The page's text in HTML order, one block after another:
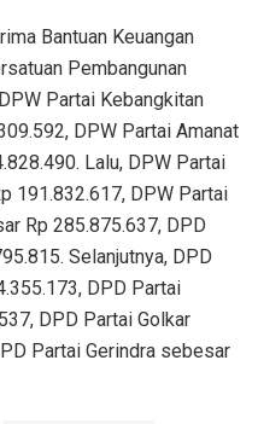
Bantuan Keuangan
Pembangunan
Partai Kebangkitan
DPW Partai Amanat
Lalu, DPW Partai
191.832.617, DPW Partai
Rp 285.875.637, DPD
Selanjutnya, DPD
DPD Partai
DPD Partai Golkar
Partai Gerindra sebesar